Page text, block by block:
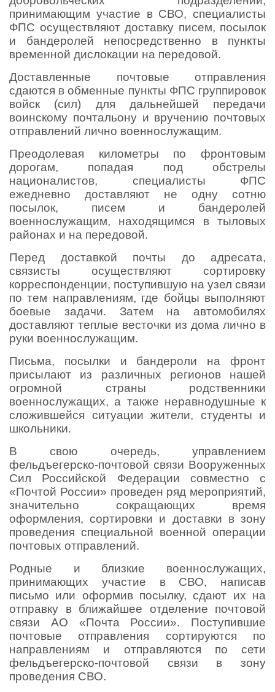
принимающим участие в СВО, специалисты
ФПС осуществляют доставку писем, посылок
и бандеролей непосредственно в пункты
временной дислокации на передовой.
Доставленные почтовые отправления
сдаются в обменные пункты ФПС группировок
войск (сил) для дальнейшей передачи
воинскому почтальону и вручению почтовых
отправлений лично военнослужащим.
Преодолевая километры по фронтовым
дорогам, попадая под обстрелы
националистов, специалисты ФПС
ежедневно доставляют не одну сотню
посылок, писем и бандеролей
военнослужащим, находящимся в тыловых
районах и на передовой.
Перед доставкой почты до адресата,
связисты осуществляют сортировку
корреспонденции, поступившую на узел связи
по тем направлениям, где бойцы выполняют
боевые задачи. Затем на автомобилях
доставляют теплые весточки из дома лично в
руки военнослужащим.
Письма, посылки и бандероли на фронт
присылают из различных регионов нашей
огромной страны родственники
военнослужащих, а также неравнодушные к
сложившейся ситуации жители, студенты и
школьники.
В свою очередь, управлением
фельдъегерско-почтовой связи Вооруженных
Сил Российской Федерации совместно с
«Почтой России» проведен ряд мероприятий,
значительно сокращающих время
оформления, сортировки и доставки в зону
проведения специальной военной операции
почтовых отправлений.
Родные и близкие военнослужащих,
принимающих участие в СВО, написав
письмо или оформив посылку, сдают их на
отправку в ближайшее отделение почтовой
связи АО «Почта России». Поступившие
почтовые отправления сортируются по
направлениям и отправляются по сети
фельдъегерско-почтовой связи в зону
проведения СВО.